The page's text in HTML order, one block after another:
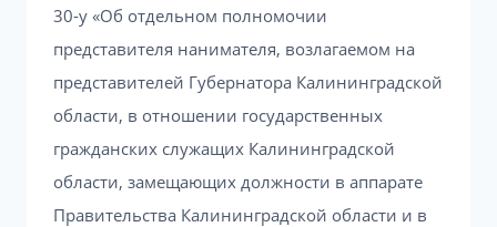
30-у «Об отдельном полномочии
представителя нанимателя, возлагаемом на
представителей Губернатора Калининградской
области, в отношении государственных
гражданских служащих Калининградской
области, замещающих должности в аппарате
Правительства Калининградской области и в